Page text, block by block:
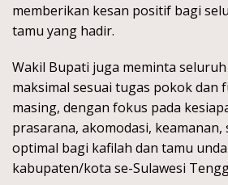
memberikan kesan positif bagi
tamu yang hadir.
Wakil Bupati juga meminta
maksimal sesuai tugas pokok dan
masing, dengan fokus pada
prasarana, akomodasi, keamanan,
optimal bagi kafilah dan tamu
kabupaten/kota se-Sulawesi